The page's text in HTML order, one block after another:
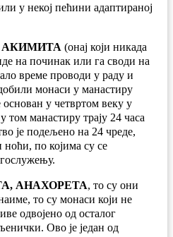
у некој пећини адаптираној
АКИМИТА (онај који никада
на починак или га своди на
време проводи у раду и
монаси у манастиру
у четвртом веку у
манастиру трају 24 часа
је подељено на 24 чреде,
ноћи, по којима су се
АНАХОРЕТА, то су они
то су монаси који не
одвојено од осталог
Ово је један од